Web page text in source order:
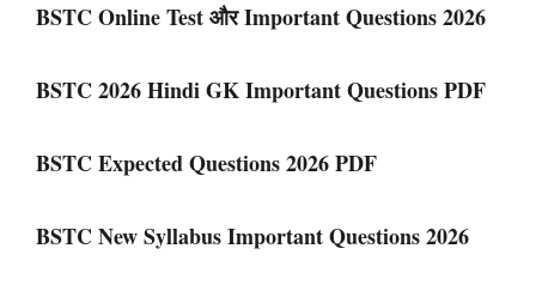
BSTC Online Test और Important Questions 2026
BSTC 2026 Hindi GK Important Questions PDF
BSTC Expected Questions 2026 PDF
BSTC New Syllabus Important Questions 2026